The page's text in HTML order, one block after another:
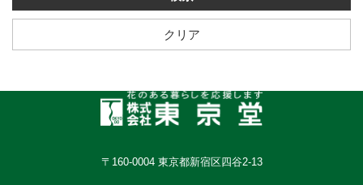
クリア
〒160-0004 東京都新宿区四谷2-13